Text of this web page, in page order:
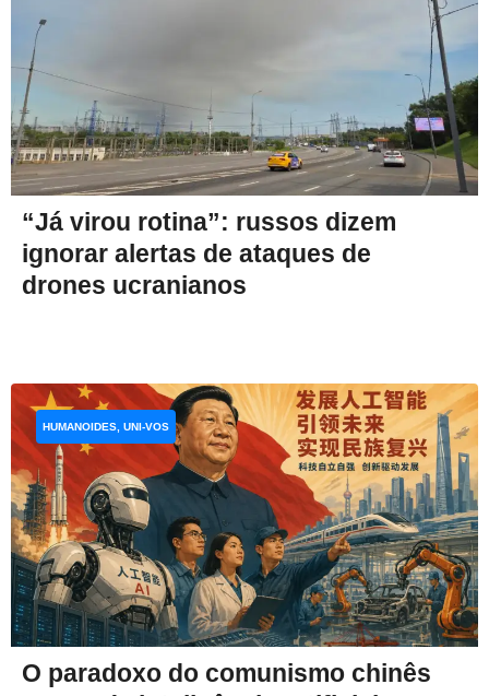
“Já virou rotina”: russos dizem
ignorar alertas de ataques de
drones ucranianos
O paradoxo do comunismo chinês
HUMANOIDES, UNI-VOS